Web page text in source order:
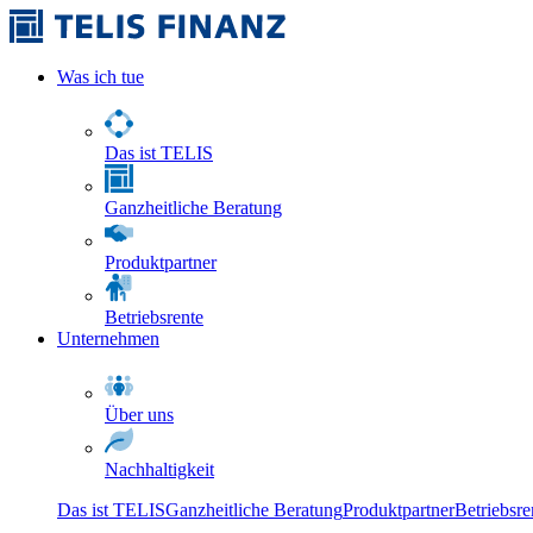
Was ich tue
Das ist TELIS
Ganzheitliche Beratung
Produktpartner
Betriebsrente
Unternehmen
Über uns
Nachhaltigkeit
Das ist TELISGanzheitliche BeratungProduktpartner